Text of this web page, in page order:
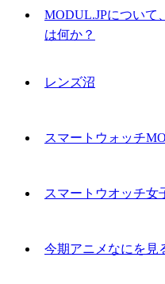
MODUL.JPについて
は何か？
レンズ沼
スマートウォッチ
スマートウオッチ女
今期アニメなにを見